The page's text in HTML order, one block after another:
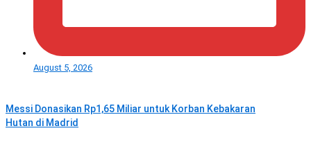
August 5, 2026
Messi Donasikan Rp1,65 Miliar untuk Korban Kebakaran
Hutan di Madrid